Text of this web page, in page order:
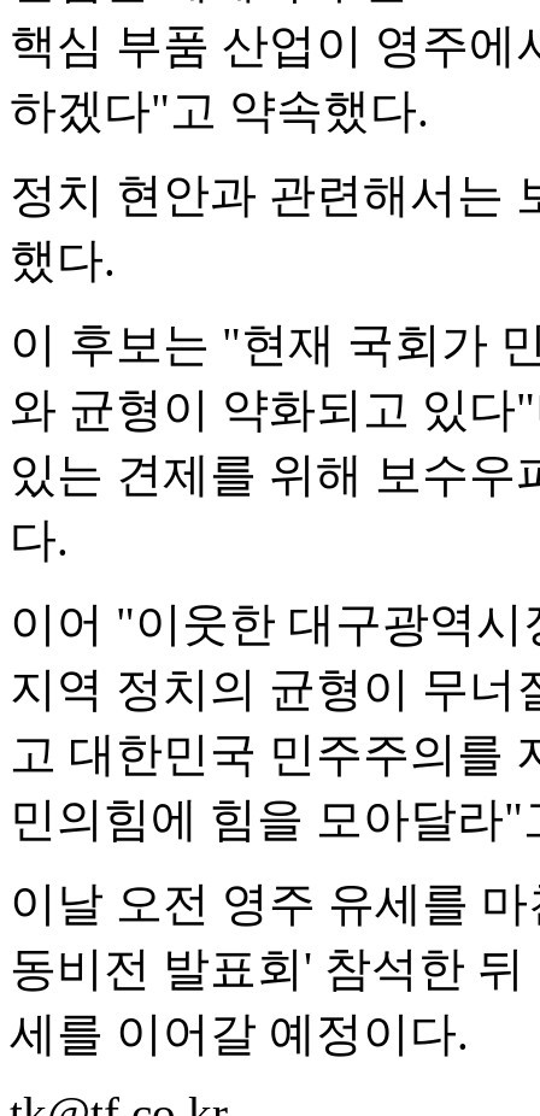
핵심 부품 산업이 영주에
하겠다"고 약속했다.
정치 현안과 관련해서는
했다.
이 후보는 "현재 국회가
와 균형이 약화되고 있
있는 견제를 위해 보수
다.
이어 "이웃한 대구광역
지역 정치의 균형이 무
고 대한민국 민주주의를
민의힘에 힘을 모아달라
이날 오전 영주 유세를
동비전 발표회' 참석한
세를 이어갈 예정이다.